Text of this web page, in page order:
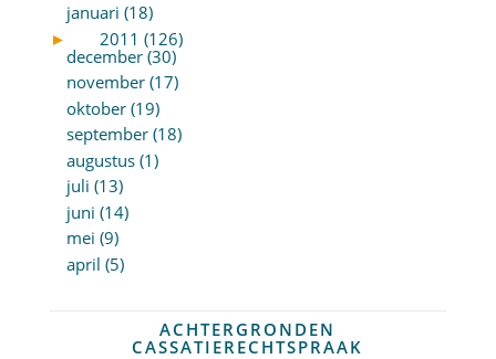
januari (18)
►
2011 (126)
december (30)
november (17)
oktober (19)
september (18)
augustus (1)
juli (13)
juni (14)
mei (9)
april (5)
ACHTERGRONDEN
CASSATIERECHTSPRAAK